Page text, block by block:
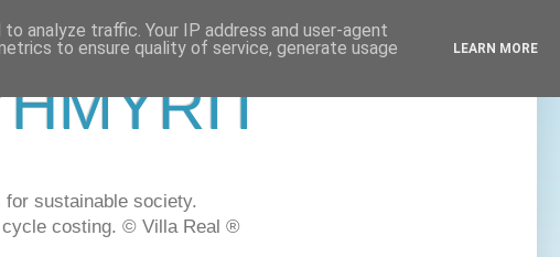
sustainable society.
cycle costing. © Villa Real ®
analyze traffic. Your IP address and user-agent
to ensure quality of service, generate usage
LEARN MORE